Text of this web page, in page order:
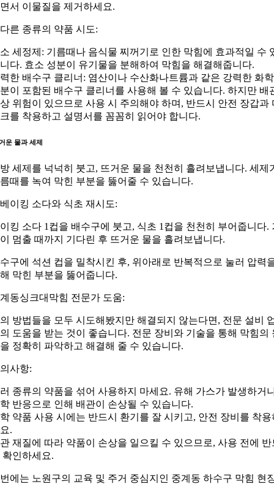
서 이물질을 제거하세요.
른 종류의 약품 시도:
세정제: 기름때나 음식물 찌꺼기로 인한 막힘에 효과적일 수
다. 효소 성분이 유기물을 분해하여 막힘을 해결해줍니다.
한 배수구 클리너: 염산이나 수산화나트륨과 같은 강력한 화학
이 포함된 배수구 클리너를 사용해 볼 수 있습니다. 하지만 배
위험이 있으므로 사용 시 주의해야 하며, 반드시 안전 장갑과
를 착용하고 설명서를 꼼꼼히 읽어야 합니다.
운 물과 세제
세제를 넉넉히 붓고, 뜨거운 물을 천천히 흘려보냅니다. 세제
때를 녹여 막힌 부분을 뚫어줄 수 있습니다.
이킹 소다와 식초 재시도:
킹 소다 1컵을 배수구에 붓고, 식초 1컵을 천천히 부어줍니다.
멈출 때까지 기다린 후 뜨거운 물을 흘려보냅니다.
구에 석션 컵을 밀착시킨 후, 위아래로 반복적으로 눌러 압력
막힌 부분을 뚫어줍니다.
동싱크대막힘 전문가 도움:
방법들을 모두 시도해봤지만 해결되지 않는다면, 전문 설비
도움을 받는 것이 좋습니다. 전문 장비와 기술을 통해 막힘의
정확히 파악하고 해결해 줄 수 있습니다.
사항:
종류의 약품을 섞어 사용하지 마세요. 유해 가스가 발생하거
반응으로 인해 배관이 손상될 수 있습니다.
약품 사용 시에는 반드시 환기를 잘 시키고, 안전 장비를 착용
.
재질에 따라 약품이 손상을 일으킬 수 있으므로, 사용 전에 반
확인하세요.
에는 노원구의 교육 및 주거 중심지인 중계동 하수구 막힘 현